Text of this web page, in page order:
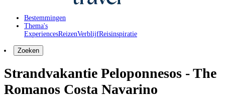
Bestemmingen
Thema's
ExperiencesReizenVerblijfReisinspiratie
Zoeken
Strandvakantie Peloponnesos - The
Romanos Costa Navarino